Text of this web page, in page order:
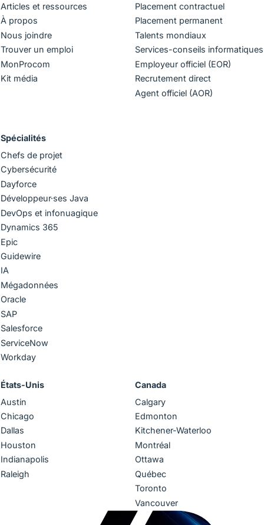
Articles et ressources
À propos
Nous joindre
Trouver un emploi
MonProcom
Kit média
Placement contractuel
Placement permanent
Talents mondiaux
Services-conseils informatiques
Employeur officiel (EOR)
Recrutement direct
Agent officiel (AOR)
Spécialités
Chefs de projet
Cybersécurité
Dayforce
Développeur·ses Java
DevOps et infonuagique
Dynamics 365
Epic
Guidewire
IA
Mégadonnées
Oracle
SAP
Salesforce
ServiceNow
Workday
États-Unis
Austin
Chicago
Dallas
Houston
Indianapolis
Raleigh
Canada
Calgary
Edmonton
Kitchener-Waterloo
Montréal
Ottawa
Québec
Toronto
Vancouver